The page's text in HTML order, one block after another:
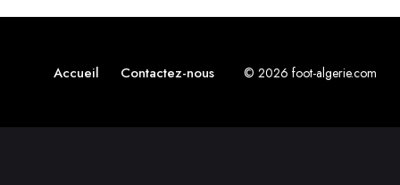
Accueil Contactez-nous © 2026 foot-algerie.com